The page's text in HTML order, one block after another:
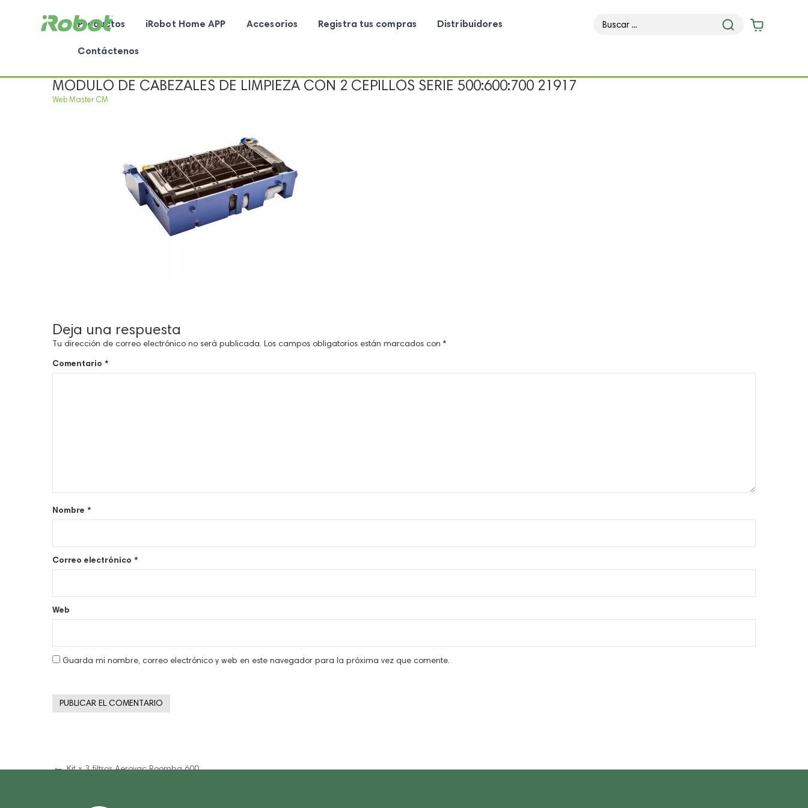
Productos iRobot Home APP Accesorios Registra tus compras Distribuidores
Contáctenos
MODULO DE CABEZALES DE LIMPIEZA CON 2 CEPILLOS SERIE 500:600:700 21917
Web Master CM
Deja una respuesta
Tu dirección de correo electrónico no será publicada. Los campos obligatorios están marcados con *
Comentario *
Nombre *
Correo electrónico *
Web
Guarda mi nombre, correo electrónico y web en este navegador para la próxima vez que comente.
Navegación
Previous
Kit x 3 filtros Aerovac Roomba 600